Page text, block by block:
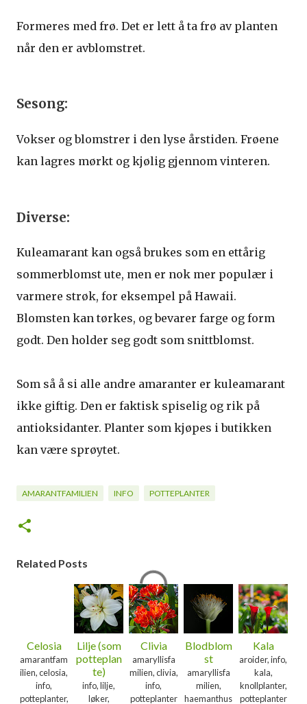
Formeres med frø. Det er lett å ta frø av planten
når den er avblomstret.
Sesong:
Vokser og blomstrer i den lyse årstiden. Frøene
kan lagres mørkt og kjølig gjennom vinteren.
Diverse:
Kuleamarant kan også brukes som en ettårig
sommerblomst ute, men er nok mer populær i
varmere strøk, for eksempel på Hawaii.
Blomsten kan tørkes, og bevarer farge og form
godt. Den holder seg godt som snittblomst.
Som så å si alle andre amaranter er kuleamarant
ikke giftig. Den er faktisk spiselig og rik på
antioksidanter. Planter som kjøpes i butikken
kan være sprøytet.
AMARANTFAMILIEN INFO POTTEPLANTER
Related Posts
Celosia
amarantfam
ilien, celosia,
info,
potteplanter,
Lilje (som
potteplan
te)
info, lilje,
løker,
Clivia
amaryllisfa
milien, clivia,
info,
potteplanter
Blodblom
st
amaryllisfa
milien,
haemanthus
Kala
aroider, info,
kala,
knollplanter,
potteplanter